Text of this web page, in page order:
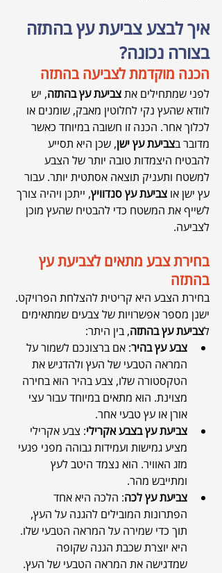
איך לבצע צביעת עץ בהתזה
בצורה נכונה?
הכנה מוקדמת לצביעה בהתזה
לפני שמתחילים את צביעת עץ בהתזה, יש
לוודא שהעץ נקי לחלוטין מאבק, שומנים או
לכלוך אחר. הכנה זו חשובה במיוחד כאשר
מדובר בצביעת עץ ישן, שכן היא תסייע
להבטיח היצמדות טובה יותר של הצבע
למשטח ותעניק תוצאה אסתטית יותר. עבור
עץ ישן או צביעת עץ סנדוויץ, ייתכן ויהיה צורך
לשייף את המשטח כדי להבטיח שהעץ מוכן
לצביעה.
בחירת צבע מתאים לצביעת עץ
בהתזה
בחירת הצבע היא קריטית להצלחת הפרויקט.
ישנן מספר אפשרויות של צבעים שמתאימים
לצביעת עץ בהתזה, בין היתר:
צבע עץ בהיר: אם ברצונכם לשמור על
המראה הטבעי של העץ ולהדגיש את
הטקסטורה שלו, צבע בהיר הוא בחירה
מצוינת. הוא מתאים במיוחד עבור עצי
אורן או עץ טבעי אחר.
צביעת עץ בצבע אקרילי: צבע אקרילי
מציע גמישות ועמידות גבוהה מפני פגעי
מזג האוויר. הוא נצמד היטב לעץ
ומתייבש מהר.
צביעת עץ לכה: הלכה היא אחד
הפתרונות המובילים להגנה על העץ,
תוך כדי שמירה על המראה הטבעי שלו.
היא יוצרת שכבת הגנה שקופה
שמדגישה את המראה הטבעי של העץ.